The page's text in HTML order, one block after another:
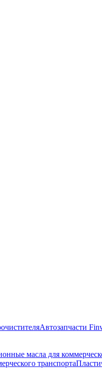
Автозапчасти
масла для
транспорта